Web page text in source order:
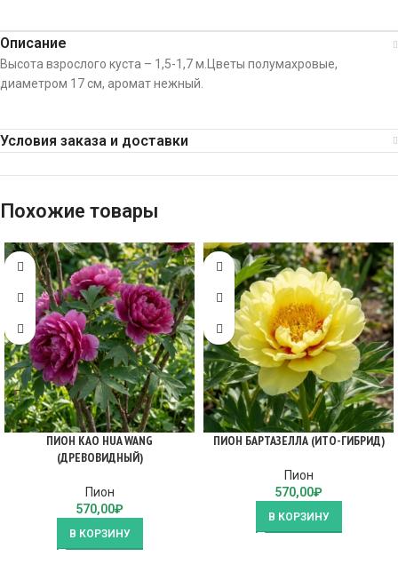
Описание
Высота взрослого куста – 1,5-1,7 м.Цветы полумахровые,
диаметром 17 см, аромат нежный.
Условия заказа и доставки
Похожие товары
ПИОН KAO HUA WANG
(ДРЕВОВИДНЫЙ)
Пион
570,00₽
В КОРЗИНУ
ПИОН БАРТАЗЕЛЛА (ИТО-ГИБРИД)
Пион
570,00₽
В КОРЗИНУ